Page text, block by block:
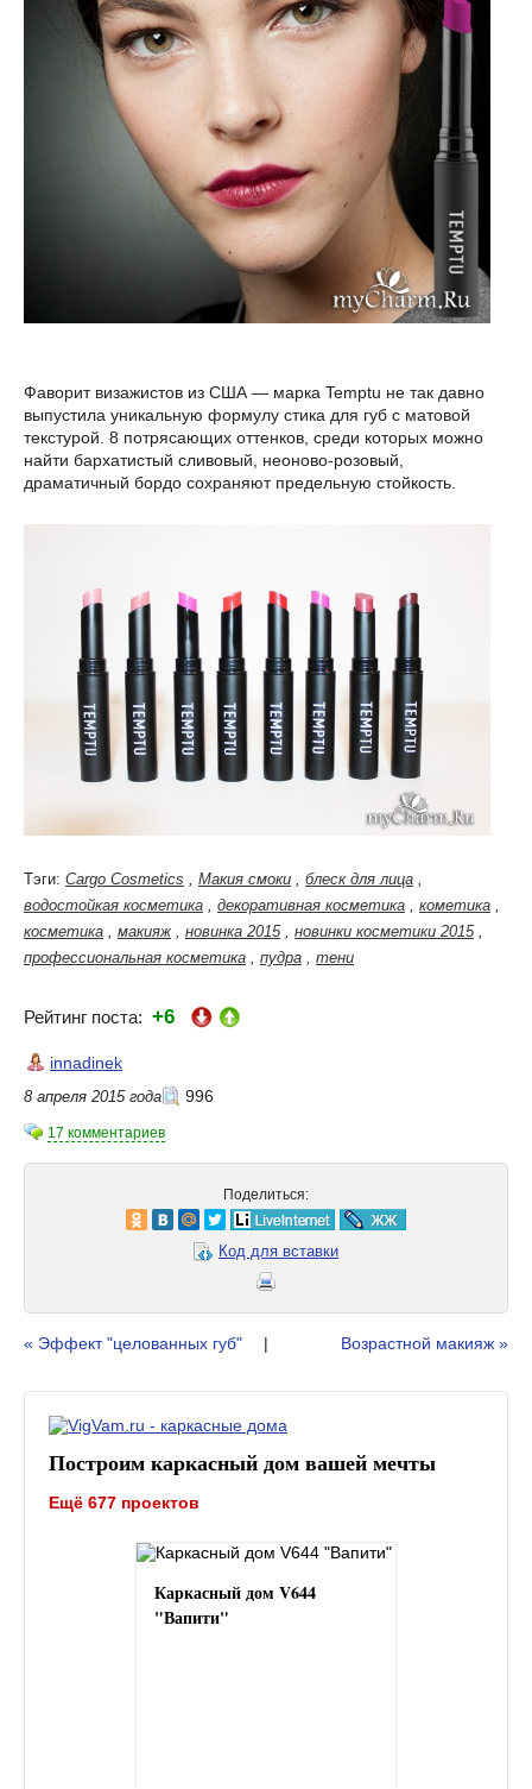
Фаворит визажистов из США — марка Temptu не так давно
выпустила уникальную формулу стика для губ с матовой
текстурой. 8 потрясающих оттенков, среди которых можно
найти бархатистый сливовый, неоново-розовый,
драматичный бордо сохраняют предельную стойкость.
Тэги: Cargo Cosmetics , Макия смоки , блеск для лица ,
водостойкая косметика , декоративная косметика , кометика ,
косметика , макияж , новинка 2015, новинки косметики 2015,
профессиональная косметика , пудра , тени
Рейтинг поста: +6
innadinek
8 апреля 2015 года 996
17 комментариев
Поделиться:
Код для вставки
« Эффект "целованных губ" | Возрастной макияж »
Построим каркасный дом вашей мечты
Ещё 677 проектов
Каркасный дом V644
"Вапити"